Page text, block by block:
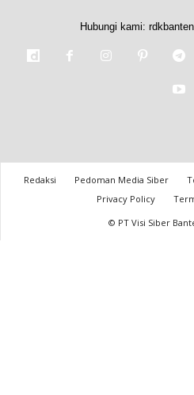
Hubungi kami:
Redaksi Pedoman Media Siber
Privacy Policy
© PT Visi Siber